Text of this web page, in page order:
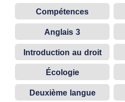
Compétences
informatiques
Anglais 3
Introduction au droit
Écologie
Deuxième langue